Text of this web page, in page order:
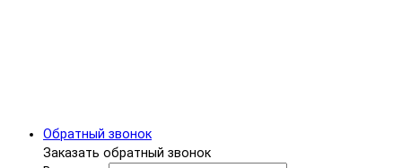
Обратный звонок
Заказать обратный звонок